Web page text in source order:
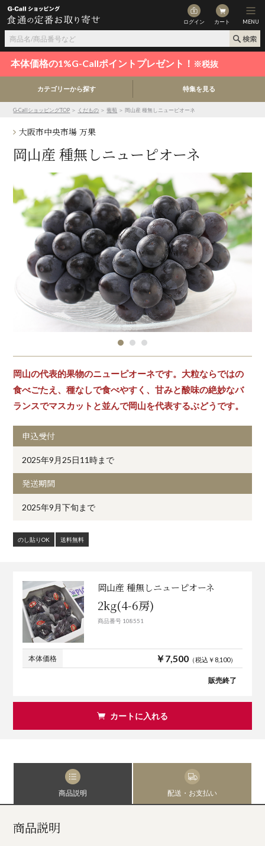
ログイン カート MENU
本体価格の1%G-Callポイントプレゼント！ ※税抜
カテゴリーから探す 特集を見る
G-CallショッピングTOP ＞ くだもの ＞葡萄 ＞ 岡山産 種無しニューピオーネ
大阪市中央市場 万果
岡山産 種無しニューピオーネ
岡山の代表的果物のニューピオーネです。大粒ならではの
食べごたえ、種なしで食べやすく、甘みと酸味の絶妙なバ
ランスでマスカットと並んで岡山を代表するぶどうです。
申込受付
2025年9月25日11時まで
発送期間
2025年9月下旬まで
のし貼りOK 送料無料
岡山産 種無しニューピオーネ
2kg(4-6房)
商品番号 108551
本体価格 ￥7,500（税込￥8,100）
販売終了
カートに入れる
商品説明 配送・お支払い
商品説明